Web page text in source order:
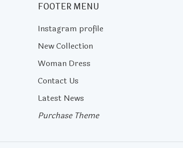
FOOTER MENU
Instagram profile
New Collection
Woman Dress
Contact Us
Latest News
Purchase Theme